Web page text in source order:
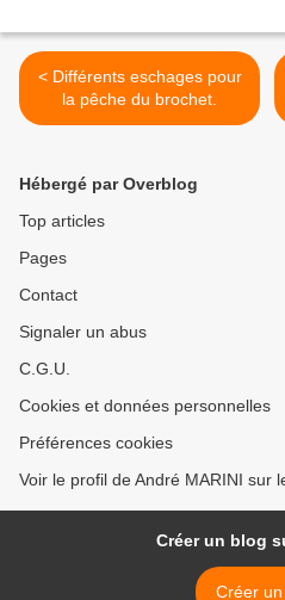
< Différents eschages pour
la pêche du brochet.
Hébergé par Overblog
Top articles
Pages
Contact
Signaler un abus
C.G.U.
Cookies et données personnelles
Préférences cookies
Voir le profil de André MARINI sur
Créer un blog
Créer